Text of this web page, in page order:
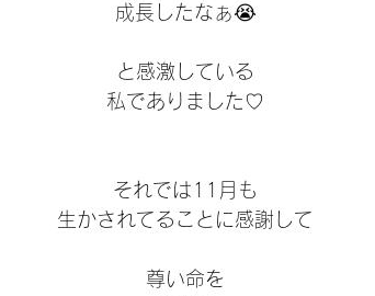
成長したなぁ😭
と感激している
私でありました♡
それでは11月も
生かされてることに感謝して
尊い命を